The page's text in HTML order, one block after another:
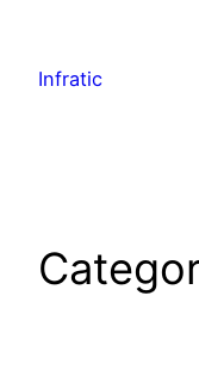
Infratic